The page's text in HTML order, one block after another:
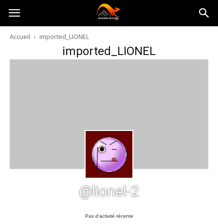
Australia-
australie.com
Accueil imported_LIONEL
imported_LIONEL
@lionel-2
Pas d’activité récente